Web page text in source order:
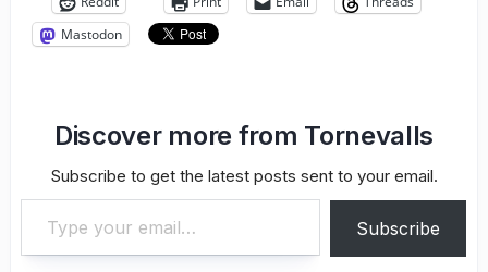
Mastodon
Discover more from Tornevalls
Subscribe to get the latest posts sent to your email.
Type your email…
Subscribe